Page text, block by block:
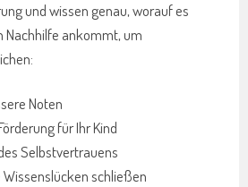
und wissen genau, worauf es
Nachhilfe ankommt, um
Noten
für Ihr Kind
Selbstvertrauens
schließen